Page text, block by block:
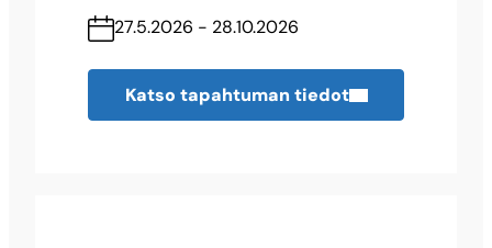
27.5.2026 - 28.10.2026
Katso tapahtuman tiedot